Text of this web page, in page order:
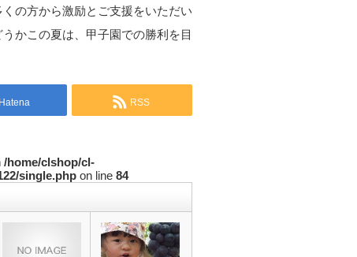
の方から激励とご支援をいただい
かこの夏は、甲子園での勝利を目
Hatena RSS
/home/clshop/cl-
single.php on line 84